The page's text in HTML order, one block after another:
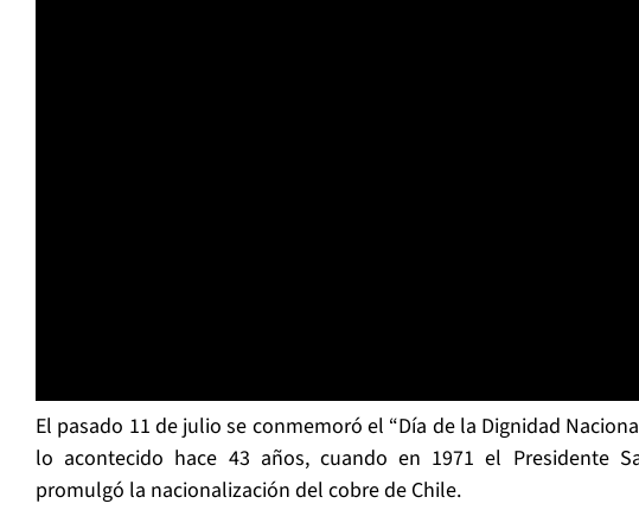
El pasado 11 de julio se conmemoró el “Día de la Dignidad
lo acontecido hace 43 años, cuando en 1971 el Presidente
promulgó la nacionalización del cobre de Chile.